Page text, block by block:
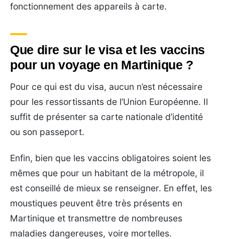
fonctionnement des appareils à carte.
Que dire sur le visa et les vaccins
pour un voyage en Martinique ?
Pour ce qui est du visa, aucun n’est nécessaire
pour les ressortissants de l’Union Européenne. Il
suffit de présenter sa carte nationale d’identité
ou son passeport.
Enfin, bien que les vaccins obligatoires soient les
mêmes que pour un habitant de la métropole, il
est conseillé de mieux se renseigner. En effet, les
moustiques peuvent être très présents en
Martinique et transmettre de nombreuses
maladies dangereuses, voire mortelles.